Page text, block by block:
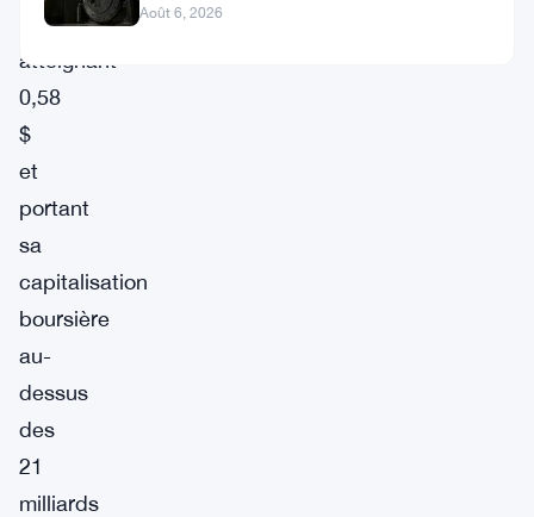
%,
atteignant
0,58
$
et
portant
sa
capitalisation
boursière
au-
dessus
des
21
milliards
Août 6, 2026